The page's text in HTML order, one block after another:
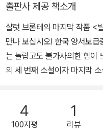
그의 훌륭한 인격을 가슴으로
그가 좋았다.
겠다는 꿈을 품고 에밀리 브론
47년 《제인 에어》를 출간하
리》를 집필하기 시작하지만,
매 브랜웰, 에밀리, 앤이 차례
단했던 샬럿은 슬픔을 극복하
교회의 보좌사제인 아서 벨
악화되어 이듬해 봄 서른여
출판사 제공 책소개
샬럿 브론테의 마지막 작품 <
만나 보십시오! 한국 양서보급중앙회 추천도
는 놀랍고도 불가사의한 힘이 느껴지는 작
의 세 번째 소설이자 마지막
설가 버지니아 울프 역시 “샬
평가했다. <빌레트>는 <제인 에어>로 잘 알려진 샬럿 브론테의 마지
막 소설이다. 가족을 잃고 타
4
100자평
1
리뷰